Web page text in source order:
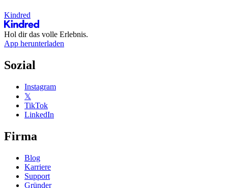
Kindred
Hol dir das volle Erlebnis.
App herunterladen
Sozial
Instagram
𝕏
TikTok
LinkedIn
Firma
Blog
Karriere
Support
Gründer